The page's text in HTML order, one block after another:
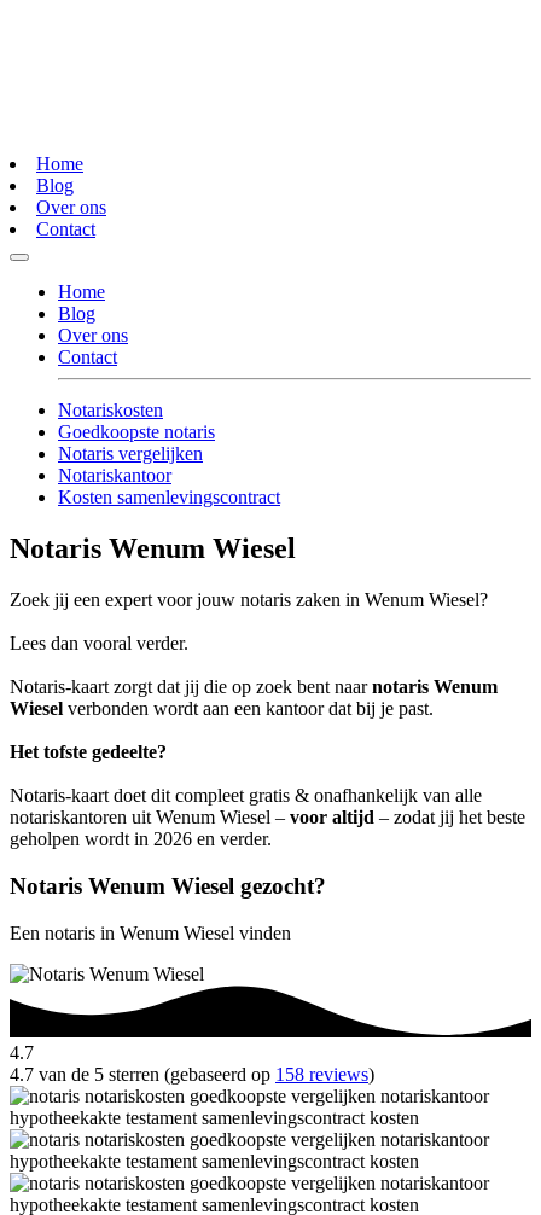
Home
Blog
Over ons
Contact
Home
Blog
Over ons
Contact
Notariskosten
Goedkoopste notaris
Notaris vergelijken
Notariskantoor
Kosten samenlevingscontract
Notaris Wenum Wiesel
Zoek jij een expert voor jouw notaris zaken in Wenum Wiesel?
Lees dan vooral verder.
Notaris-kaart zorgt dat jij die op zoek bent naarnotaris Wenum
Wiesel verbonden wordt aan een kantoor dat bij je past.
Het tofste gedeelte?
Notaris-kaart doet dit compleet gratis & onafhankelijk van alle
notariskantoren uit Wenum Wiesel – voor altijd – zodat jij het beste
geholpen wordt in 2026 en verder.
Notaris Wenum Wiesel gezocht?
Een notaris in Wenum Wiesel vinden
4.7
4.7 van de 5 sterren (gebaseerd op 158 reviews)